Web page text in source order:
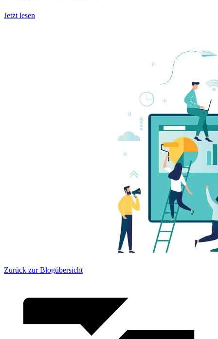
Jetzt lesen
Zurück zur Blogübersicht